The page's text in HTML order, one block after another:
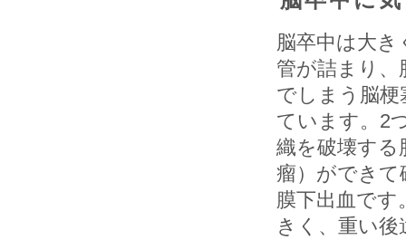
脳卒中は大
管が詰まり、
でしまう脳梗
ています。2
織を破壊する
瘤）ができて
膜下出血です
きく、重い